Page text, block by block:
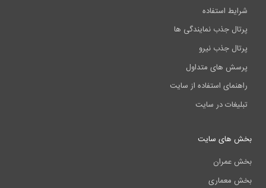
شرایط استفاده
پرتال جذب نمایندگی ها
پرتال جذب نیرو
پرسش های متداول
راهنمای استفاده از سایت
تبلیغات در سایت
بخش های سایت
بخش عمران
بخش معماری